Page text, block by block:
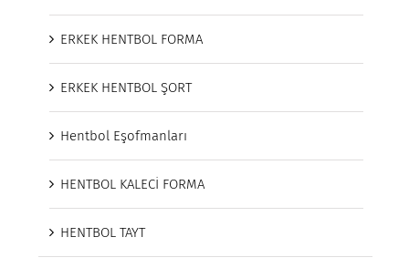
ERKEK HENTBOL FORMA
ERKEK HENTBOL ŞORT
Hentbol Eşofmanları
HENTBOL KALECİ FORMA
HENTBOL TAYT